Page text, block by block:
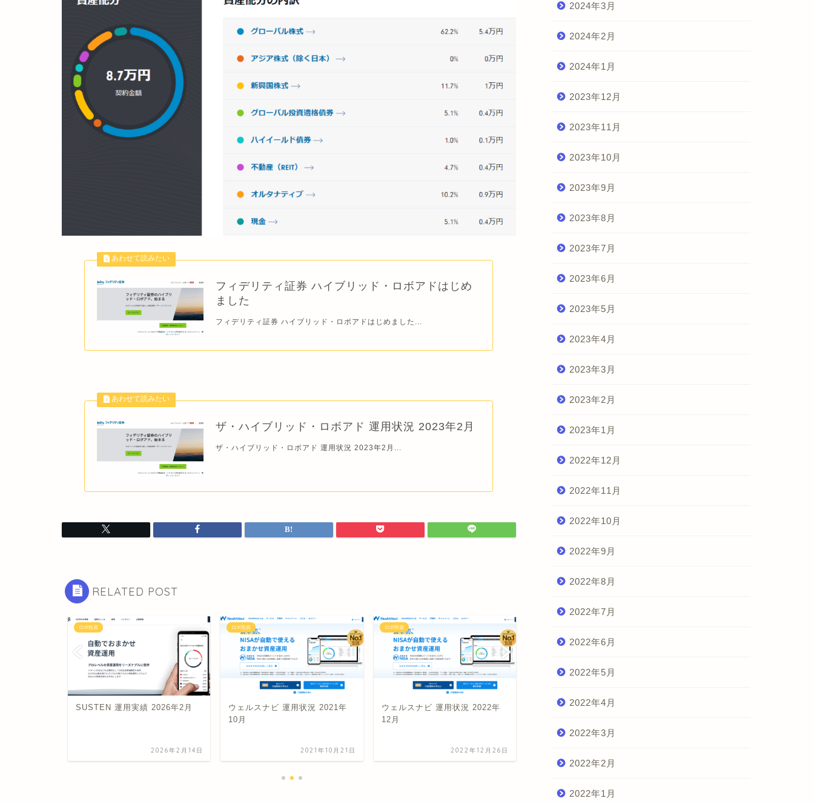
フィデリティ証券 ハイブリッド・ロボアドはじめ
ました
フィデリティ証券 ハイブリッド・ロボアドはじめました...
ザ・ハイブリッド・ロボアド 運用状況 2023年2月
ザ・ハイブリッド・ロボアド 運用状況 2023年2月...
RELATED POST
ロボ投資
SUSTEN 運用実績 2026年2月
2026年2月14日
ロボ投資
ウェルスナビ 運用状況 2021年
10月
2021年10月21日
ロボ投資
ウェルスナビ 運用状況 2022年
12月
2022年12月26日
SUSTEN 運用実績 2026年2月
2024年3月
2024年2月
2024年1月
2023年12月
2023年11月
2023年10月
2023年9月
2023年8月
2023年7月
2023年6月
2023年5月
2023年4月
2023年3月
2023年2月
2023年1月
2022年12月
2022年11月
2022年10月
2022年9月
2022年8月
2022年7月
2022年6月
2022年5月
2022年4月
2022年3月
2022年2月
2022年1月